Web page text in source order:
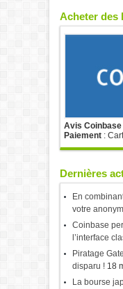
Acheter des
Avis Coinbase
Paiement:
Dernières
En
votre
Coinbase
l’interface
Piratage
disparu ! 18
La bourse